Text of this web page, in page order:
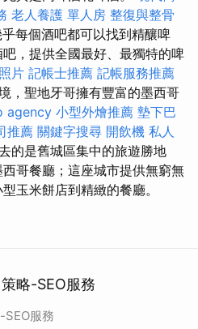
老人養護 單人房 整復與整骨
每個酒吧都可以找到精釀啤
，提供全國最好、最獨特的啤
片 記帳士推薦 記帳服務推薦
，聖地牙哥擁有豐富的墨西哥
agency 小型外燴推薦 墊下巴
推薦 關鍵字搜尋 開飲機 私人
的是舊城區集中的旅遊勝地
西哥餐廳；這座城市提供無窮無
玉米餅店到精緻的餐廳。
略-SEO服務
SEO服務